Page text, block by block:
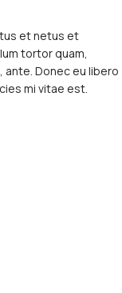
et netus et
tortor quam,
Donec eu libero
mi vitae est.